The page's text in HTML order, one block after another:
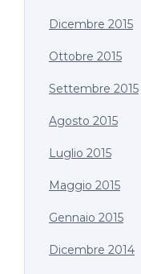
Dicembre 2015
Ottobre 2015
Settembre 2015
Agosto 2015
Luglio 2015
Maggio 2015
Gennaio 2015
Dicembre 2014